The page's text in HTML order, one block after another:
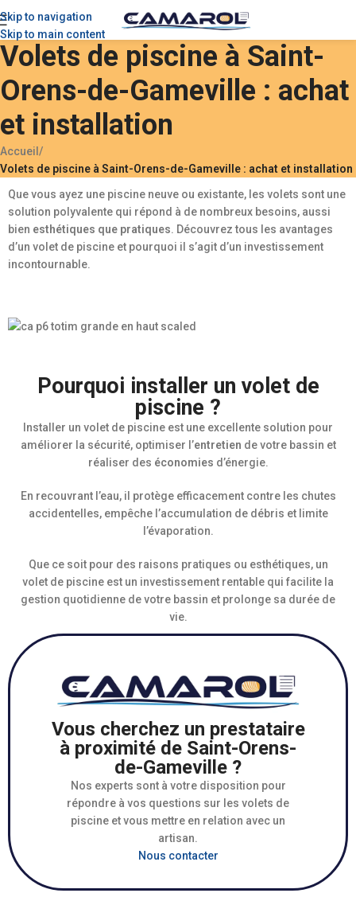
Skip to navigation
Skip to main content
Volets de piscine à Saint-
Orens-de-Gameville : achat
et installation
Accueil /
Volets de piscine à Saint-Orens-de-Gameville : achat et installation
Que vous ayez une piscine neuve ou existante, les volets sont une
solution polyvalente qui répond à de nombreux besoins, aussi
bien esthétiques que pratiques. Découvrez tous les avantages
d’un volet de piscine et pourquoi il s’agit d’un investissement
incontournable.
Pourquoi installer un volet de
piscine ?
Installer un volet de piscine est une excellente solution pour
améliorer la sécurité, optimiser l’entretien de votre bassin et
réaliser des économies d’énergie.
En recouvrant l’eau, il protège efficacement contre les chutes
accidentelles, empêche l’accumulation de débris et limite
l’évaporation.
Que ce soit pour des raisons pratiques ou esthétiques, un
volet de piscine est un investissement rentable qui facilite la
gestion quotidienne de votre bassin et prolonge sa durée de
vie.
Vous cherchez un prestataire
à proximité de Saint-Orens-
de-Gameville ?
Nos experts sont à votre disposition pour
répondre à vos questions sur les volets de
piscine et vous mettre en relation avec un
artisan.
Nous contacter